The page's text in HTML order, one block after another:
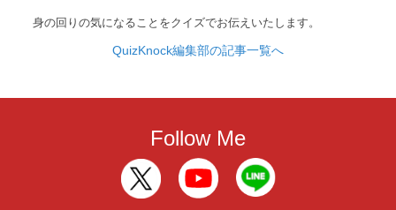
身の回りの気になることをクイズでお伝えいたします。
QuizKnock編集部の記事一覧へ
Follow Me